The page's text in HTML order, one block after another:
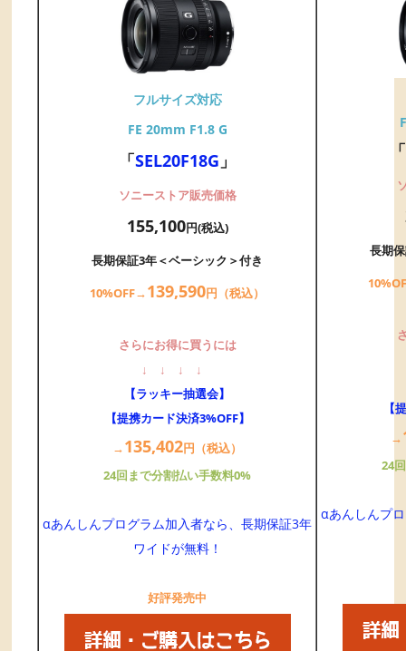
フルサイズ対応
FE 20mm F1.8 G
「SEL20F18G 」
ソニーストア販売価格
155,100円(税込)
長期保証3年＜ベーシック＞付き
10%OFF→139,590円（税込）
さらにお得に買うには
↓
↓ ↓
↓
【ラッキー抽選会】
【提携カード決済3%OFF】
→135,402円（税込）
24回まで分割払い手数料0%
αあんしんプログラム加入者なら、長期保証3年
ワイドが無料！
好評発売中
「
長期
【
→
24
αあんしんプ